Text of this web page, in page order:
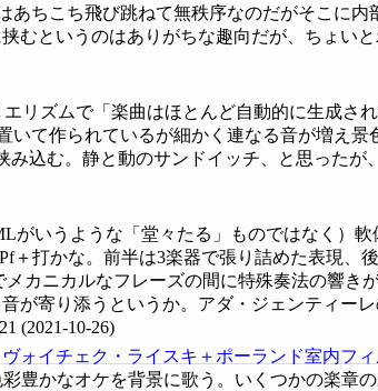
ちこち飛び跳ねて無秩序なのだがそこに内
むというのはありがちな趣向だが、ちょいと
リズムで「楽曲はほとんど自動的に生成さ
いて作られているが細かく連なる音が増え景
み込む。静と動のサンドイッチ、と思ったが
がいうような「堂々たる」ものではなく）軟
打かな。前半は3楽器で張り詰めた表現、
カニカルなフレーズの間に特殊奏法の響きが
が寄り添うというか。アダ・ジェンティー
(2021-10-26)
ォイチェク・ライスキ＋ポーランド室内フ
豊かなオケを背景に歌う。いくつかの楽章